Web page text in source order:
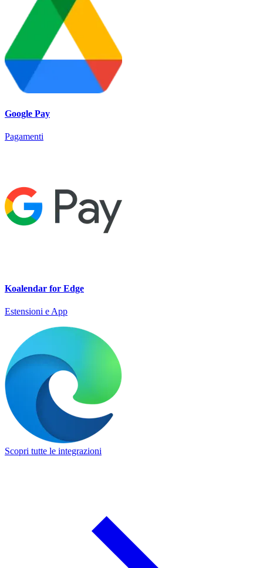
Google Pay
Pagamenti
Koalendar for Edge
Estensioni e App
Scopri tutte le integrazioni